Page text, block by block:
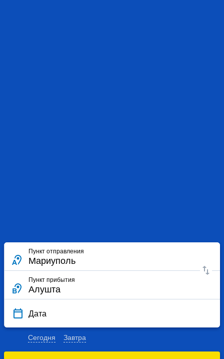
Пункт отправления
Пункт прибытия
Дата
Сегодня Завтра